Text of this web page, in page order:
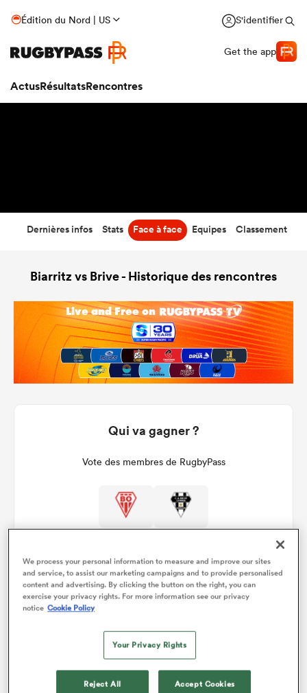
Édition du Nord | US S'identifier
Get the app
ActusRésultatsRencontres
Dernières infos Stats Face à face Equipes Classement
Biarritz vs Brive - Historique des rencontres
Qui va gagner ?
Vote des membres de RugbyPass
Détails du match
Biarritz v Brive
Manche 4
We process your personal information to measure and improve our sites
and service, to assist our marketing campaigns and to provide personalised
content and advertising. By clicking the button on the right, you can
exercise your privacy rights. For more information see our privacy
notice Cookie Policy
Your Privacy Rights
Reject All Accept Cookies